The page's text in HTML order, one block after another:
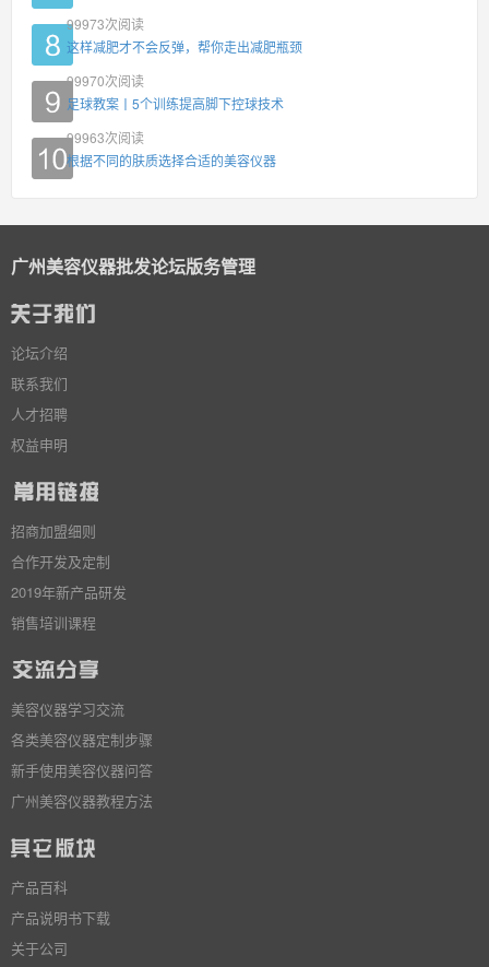
99973次阅读
这样减肥才不会反弹，帮你走出减肥瓶颈
99970次阅读
足球教案丨5个训练提高脚下控球技术
99963次阅读
根据不同的肤质选择合适的美容仪器
广州美容仪器批发论坛版务管理
论坛介绍
联系我们
人才招聘
权益申明
招商加盟细则
合作开发及定制
2019年新产品研发
销售培训课程
美容仪器学习交流
各类美容仪器定制步骤
新手使用美容仪器问答
广州美容仪器教程方法
产品百科
产品说明书下载
关于公司